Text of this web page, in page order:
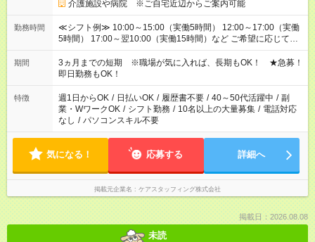
介護施設や病院 ※ご自宅近辺からご案内可能
勤務時間
≪シフト例≫ 10:00～15:00（実働5時間） 12:00～17:00（実働
5時間） 17:00～翌10:00（実働15時間）など ご希望に応じて、
働く時間は調整できます！ お気軽に担当へ相談ください！
期間
3ヵ月までの短期 ※職場が気に入れば、長期もOK！ ★急募！
即日勤務もOK！
特徴 週1日からOK / 日払いOK / 履歴書不要 / 40～50代活躍中 / 副
業・WワークOK / シフト勤務 / 10名以上の大量募集 / 電話対応
なし / パソコンスキル不要
気になる！ 応募する 詳細へ
掲載元企業名 ケアスタッフィング株式会社
掲載日：2026.08.08
未読